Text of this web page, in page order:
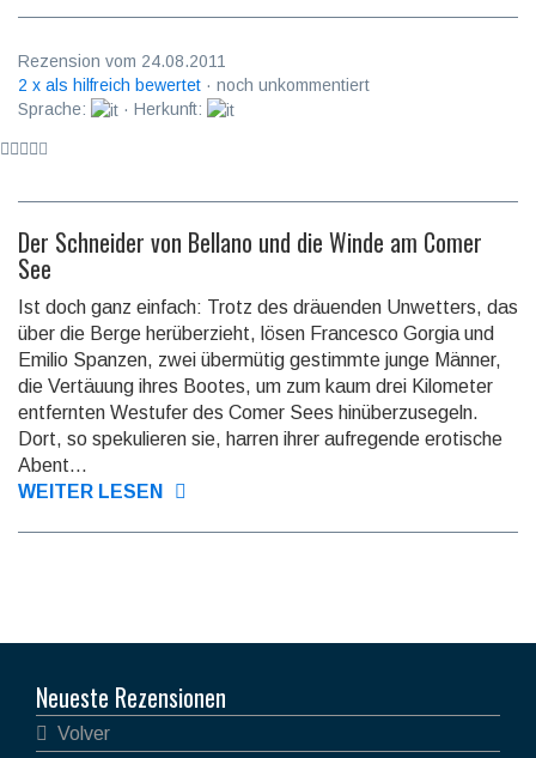
Rezension vom 24.08.2011
2 x als hilfreich bewertet · noch unkommentiert
Sprache:
· Herkunft:
Der Schneider von Bellano und die Winde am Comer
See
Ist doch ganz einfach: Trotz des dräuenden Unwetters, das
über die Berge herüberzieht, lösen Francesco Gorgia und
Emilio Spanzen, zwei übermütig gestimmte junge Männer,
die Vertäuung ihres Bootes, um zum kaum drei Kilometer
entfernten Westufer des Comer Sees hinüberzusegeln.
Dort, so spekulieren sie, harren ihrer aufregende erotische
Abent...
WEITER LESEN
Neueste Rezensionen
Volver